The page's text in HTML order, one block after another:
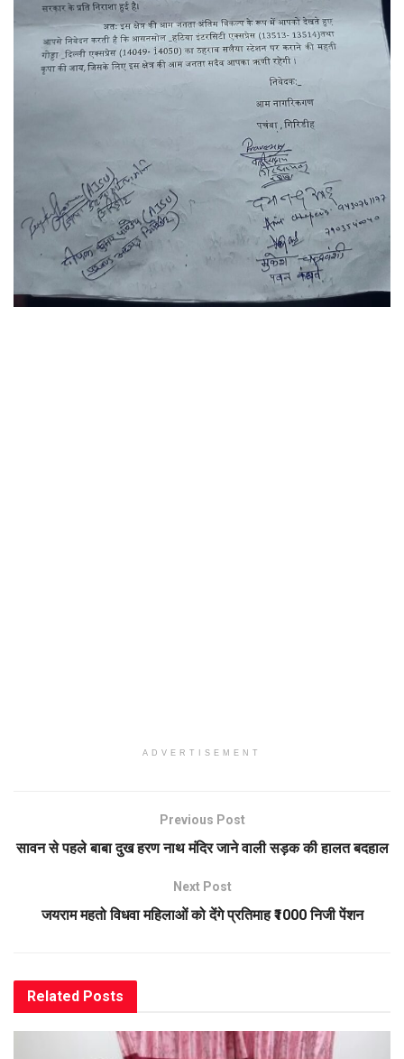
ADVERTISEMENT
Previous Post
सावन से पहले बाबा दुख हरण नाथ मंदिर जाने वाली सड़क की हालत बदहाल
Next Post
जयराम महतो विधवा महिलाओं को देंगे प्रतिमाह ₹1000 निजी पेंशन
Related Posts